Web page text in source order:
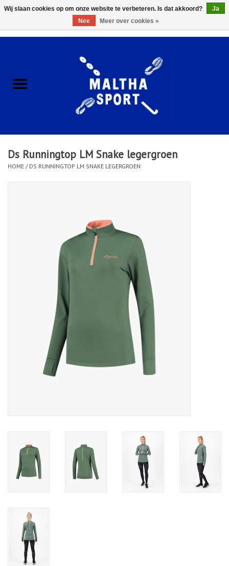
ACCESSOIRES/HARDWARE
KLEDING
CLUBSHOPS
Ds Runningtop LM Snake legergroen
HOME / DS RUNNINGTOP LM SNAKE LEGERGROEN
Wij slaan cookies op om onze website te verbeteren. Is dat akkoord?
Ja
Nee
Meer over cookies »